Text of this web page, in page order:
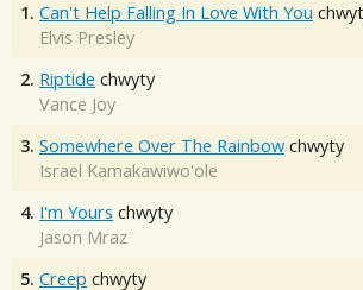
1. Can't Help Falling In Love With You
Elvis Presley
2. Riptide chwyty
Vance Joy
3. Somewhere Over The Rainbow chwyty
Israel Kamakawiwo'ole
4. I'm Yours chwyty
Jason Mraz
5. Creep chwyty